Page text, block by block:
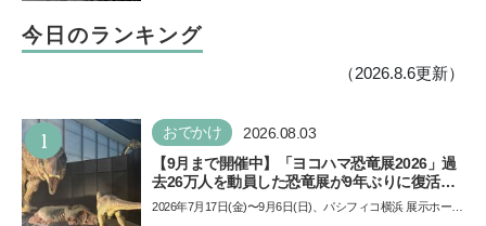
今日のランキング
（2026.8.6更新）
1 おでかけ 2026.08.03
【9月まで開催中】「ヨコハマ恐竜展2026」過
去26万人を動員した恐竜展が9年ぶりに復活！
夏休みのおでかけで楽しむポイントを完全ガイ
2026年7月17日(金)〜9月6日(日)、パシフィコ横浜 展示ホール